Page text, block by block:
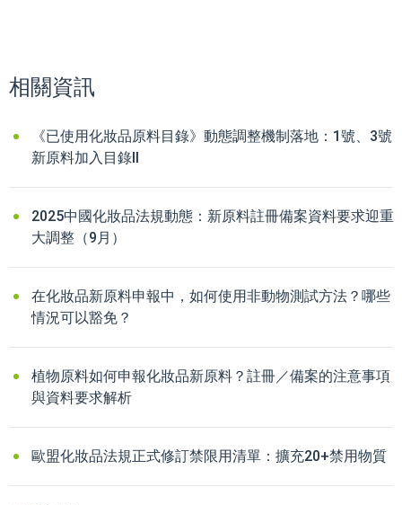
相關資訊
《已使用化妝品原料目錄》動態調整機制落地：1號、3號
新原料加入目錄II
2025中國化妝品法規動態：新原料註冊備案資料要求迎重
大調整（9月）
在化妝品新原料申報中，如何使用非動物測試方法？哪些
情況可以豁免？
植物原料如何申報化妝品新原料？註冊／備案的注意事項
與資料要求解析
歐盟化妝品法規正式修訂禁限用清單：擴充20+禁用物質